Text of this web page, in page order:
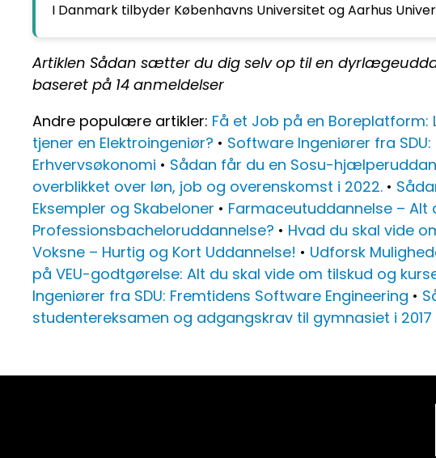
I Danmark tilbyder Københavns Universitet og Aarhus
Artiklen Sådan sætter du dig selv op til en
baseret på 14 anmeldelser
Andre populære artikler: Få et Job på en Boreplatform:
tjener en Elektroingeniør? • Software Ingeniører fra
Erhvervsøkonomi • Sådan får du en Sosu-
overblikket over løn, job og overenskomst i 2022. •
Eksempler og Skabeloner • Farmaceutuddannelse –
Professionsbacheloruddannelse? • Hvad du skal vide
Voksne – Hurtig og Kort Uddannelse! • Udforsk
på VEU-godtgørelse: Alt du skal vide om tilskud og
Ingeniører fra SDU: Fremtidens Software Engineering •
studentereksamen og adgangskrav til gymnasiet i 2017